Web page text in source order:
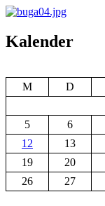
Kalender
M
D
5
6
12
13
19
20
26
27